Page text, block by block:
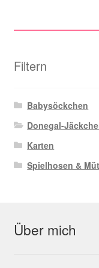
Filtern
Babysöckchen
Donegal-
Karten
Spielhosen &
Über mich